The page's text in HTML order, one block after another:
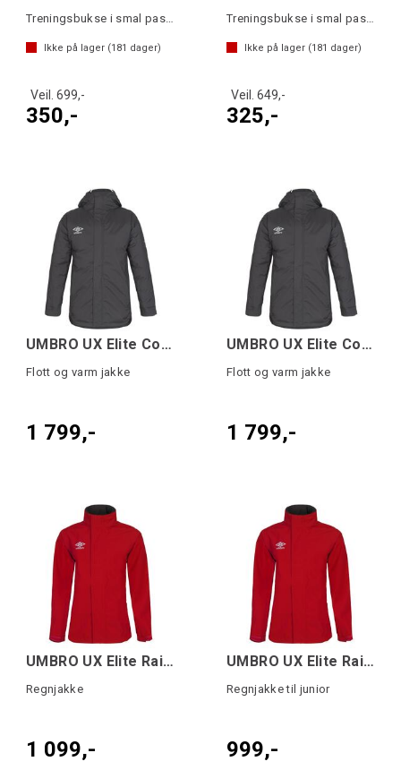
Treningsbukse i smal passform
Ikke på lager (181 dager)
Veil. 699,-
350,-
Treningsbukse i smal passform
Ikke på lager (181 dager)
Veil. 649,-
325,-
UMBRO UX Elite Coach Jacket Sort L
Flott og varm jakke
1 799,-
UMBRO UX Elite Coach Jacket jr Sort 140
Flott og varm jakke
1 799,-
UMBRO UX Elite Rain Jacket Rød M
Regnjakke
1 099,-
UMBRO UX Elite Rain Jacket Jr Rød 140
Regnjakke til junior
999,-